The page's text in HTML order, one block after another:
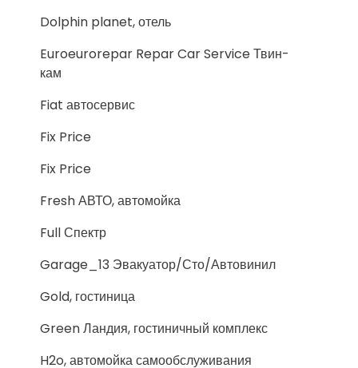
Dolphin planet, отель
Euroeurorepar Repar Car Service Твин-
кам
Fiat автосервис
Fix Price
Fix Price
Fresh АВТО, автомойка
Full Спектр
Garage_13 Эвакуатор/Сто/Автовинил
Gold, гостиница
Green Ландия, гостиничный комплекс
H2o, автомойка самообслуживания